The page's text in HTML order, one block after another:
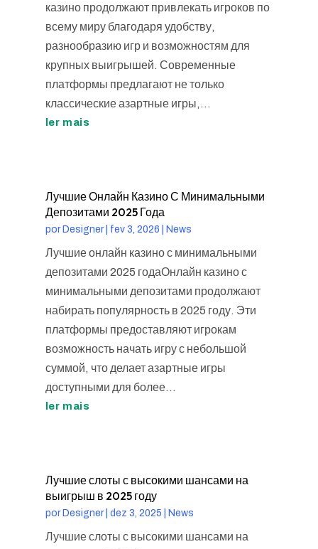
казино продолжают привлекать игроков по
всему миру благодаря удобству,
разнообразию игр и возможностям для
крупных выигрышей. Современные
платформы предлагают не только
классические азартные игры,...
ler mais
Лучшие Онлайн Казино С Минимальными
Депозитами 2025 Года
por Designer| fev 3, 2026 News
Лучшие онлайн казино с минимальными
депозитами 2025 годаОнлайн казино с
минимальными депозитами продолжают
набирать популярность в 2025 году. Эти
платформы предоставляют игрокам
возможность начать игру с небольшой
суммой, что делает азартные игры
доступными для более...
ler mais
Лучшие слоты с высокими шансами на
выигрыш в 2025 году
por Designer| dez 3, 2025 News
Лучшие слоты с высокими шансами на